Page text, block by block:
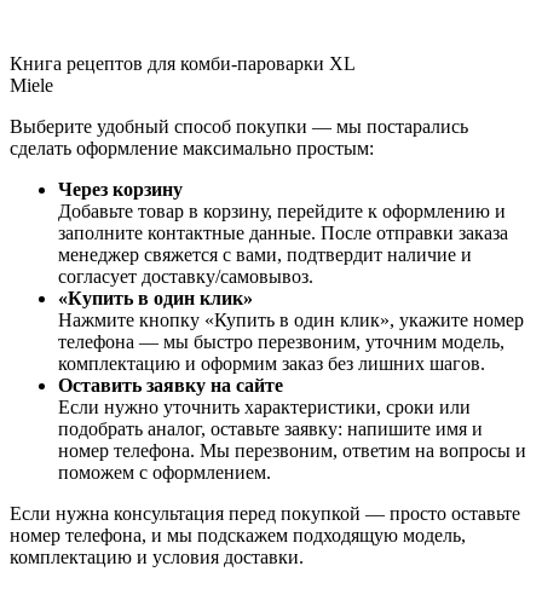
Книга рецептов для комби-пароварки XL
Miele
Выберите удобный способ покупки — мы постарались
сделать оформление максимально простым:
Через корзину
Добавьте товар в корзину, перейдите к оформлению и
заполните контактные данные. После отправки заказа
менеджер свяжется с вами, подтвердит наличие и
согласует доставку/самовывоз.
«Купить в один клик»
Нажмите кнопку «Купить в один клик», укажите номер
телефона — мы быстро перезвоним, уточним модель,
комплектацию и оформим заказ без лишних шагов.
Оставить заявку на сайте
Если нужно уточнить характеристики, сроки или
подобрать аналог, оставьте заявку: напишите имя и
номер телефона. Мы перезвоним, ответим на вопросы и
поможем с оформлением.
Если нужна консультация перед покупкой — просто оставьте
номер телефона, и мы подскажем подходящую модель,
комплектацию и условия доставки.